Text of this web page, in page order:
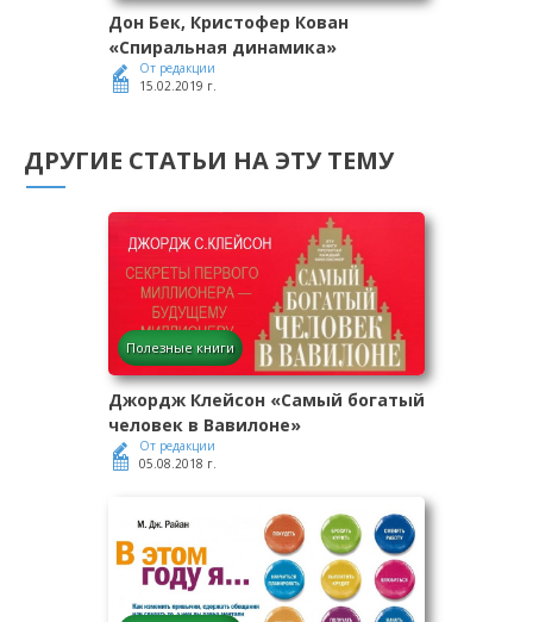
Дон Бек, Кристофер Кован
«Спиральная динамика»
От редакции
15.02.2019 г.
ДРУГИЕ СТАТЬИ НА ЭТУ ТЕМУ
Полезные книги
Джордж Клейсон «Самый богатый
человек в Вавилоне»
От редакции
05.08.2018 г.